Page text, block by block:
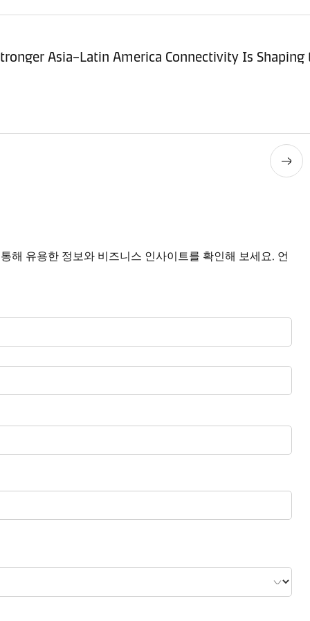
Asia–Latin America Connectivity Is
해 유용한 정보와 비즈니스 인사이트를 확인해 보세요. 언